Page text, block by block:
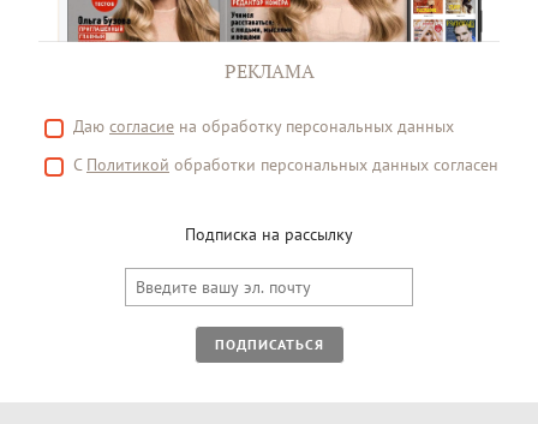
РЕКЛАМА
Даю согласие на обработку персональных данных
С Политикой обработки персональных данных согласен
Подписка на рассылку
ПОДПИСАТЬСЯ